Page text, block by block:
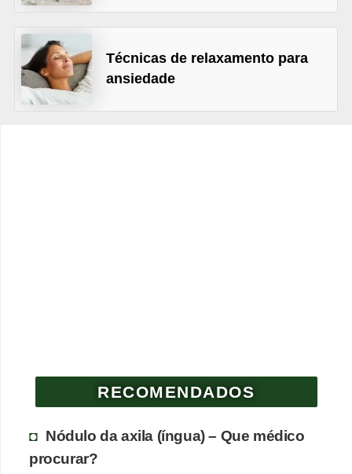
Técnicas de relaxamento para
ansiedade
RECOMENDADOS
Nódulo da axila (íngua) – Que médico
procurar?
P
l
a
a
n
t